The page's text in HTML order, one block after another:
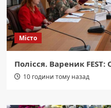
Місто
Полісся. Вареник
10 години тому назад